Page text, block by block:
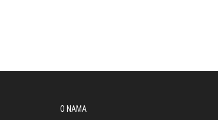
O NAMA